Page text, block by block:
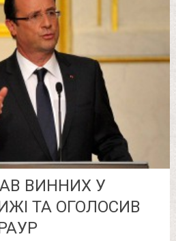
ВИННИХ У
ТА ОГОЛОСИВ